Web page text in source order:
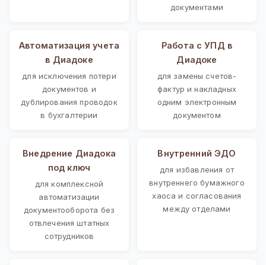
документами
Автоматизация учета
в Диадоке
для исключения потери
документов и
дублирования проводок
в бухгалтерии
Работа с УПД в
Диадоке
для замены счетов-
фактур и накладных
одним электронным
документом
Внедрение Диадока
под ключ
для комплексной
автоматизации
документооборота без
отвлечения штатных
сотрудников
Внутренний ЭДО
для избавления от
внутреннего бумажного
хаоса и согласования
между отделами